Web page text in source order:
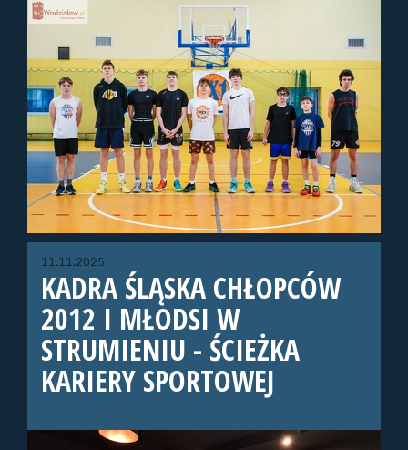
11.11.2025
KADRA ŚLĄSKA CHŁOPCÓW
2012 I MŁODSI W
STRUMIENIU - ŚCIEŻKA
KARIERY SPORTOWEJ